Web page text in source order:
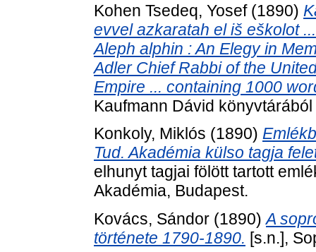
Kohen Tsedeq, Yosef(1890)
evvel azkaratah el iš eškolot
Aleph alphin : An Elegy in
Adler Chief Rabbi of the
Empire ... containing 1000
Kaufmann Dávid
Konkoly, Miklós (1890)
Tud. Akadémia külso tagja
elhunyt tagjai fölött tartott
Akadémia, Budapest.
Kovács, Sándor (1890)A
története 1790-1890. [s.n.],